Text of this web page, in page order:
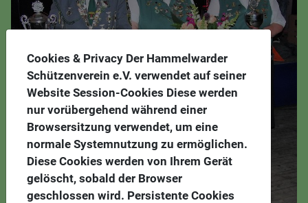
Cookies & Privacy Der Hammelwarder
Schützenverein e.V. verwendet auf seiner
Website Session-Cookies Diese werden
nur vorübergehend während einer
Browsersitzung verwendet, um eine
normale Systemnutzung zu ermöglichen.
Diese Cookies werden von Ihrem Gerät
gelöscht, sobald der Browser
geschlossen wird. Persistente Cookies